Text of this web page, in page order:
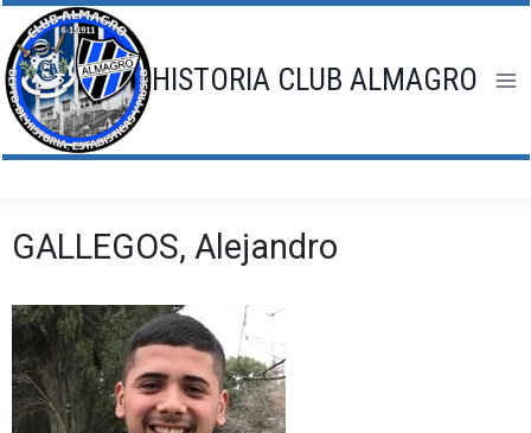
Saltar
al
contenido
HISTORIA CLUB ALMAGRO
GALLEGOS, Alejandro